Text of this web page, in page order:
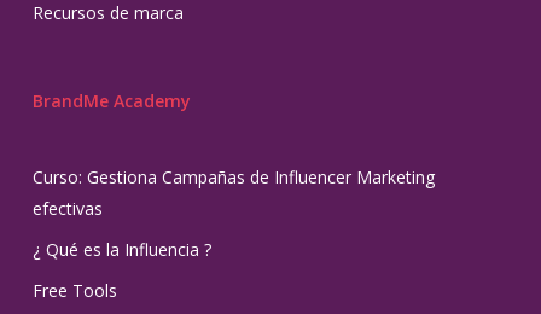
Recursos de marca
BrandMe Academy
Curso: Gestiona Campañas de Influencer Marketing
efectivas
¿ Qué es la Influencia ?
Free Tools